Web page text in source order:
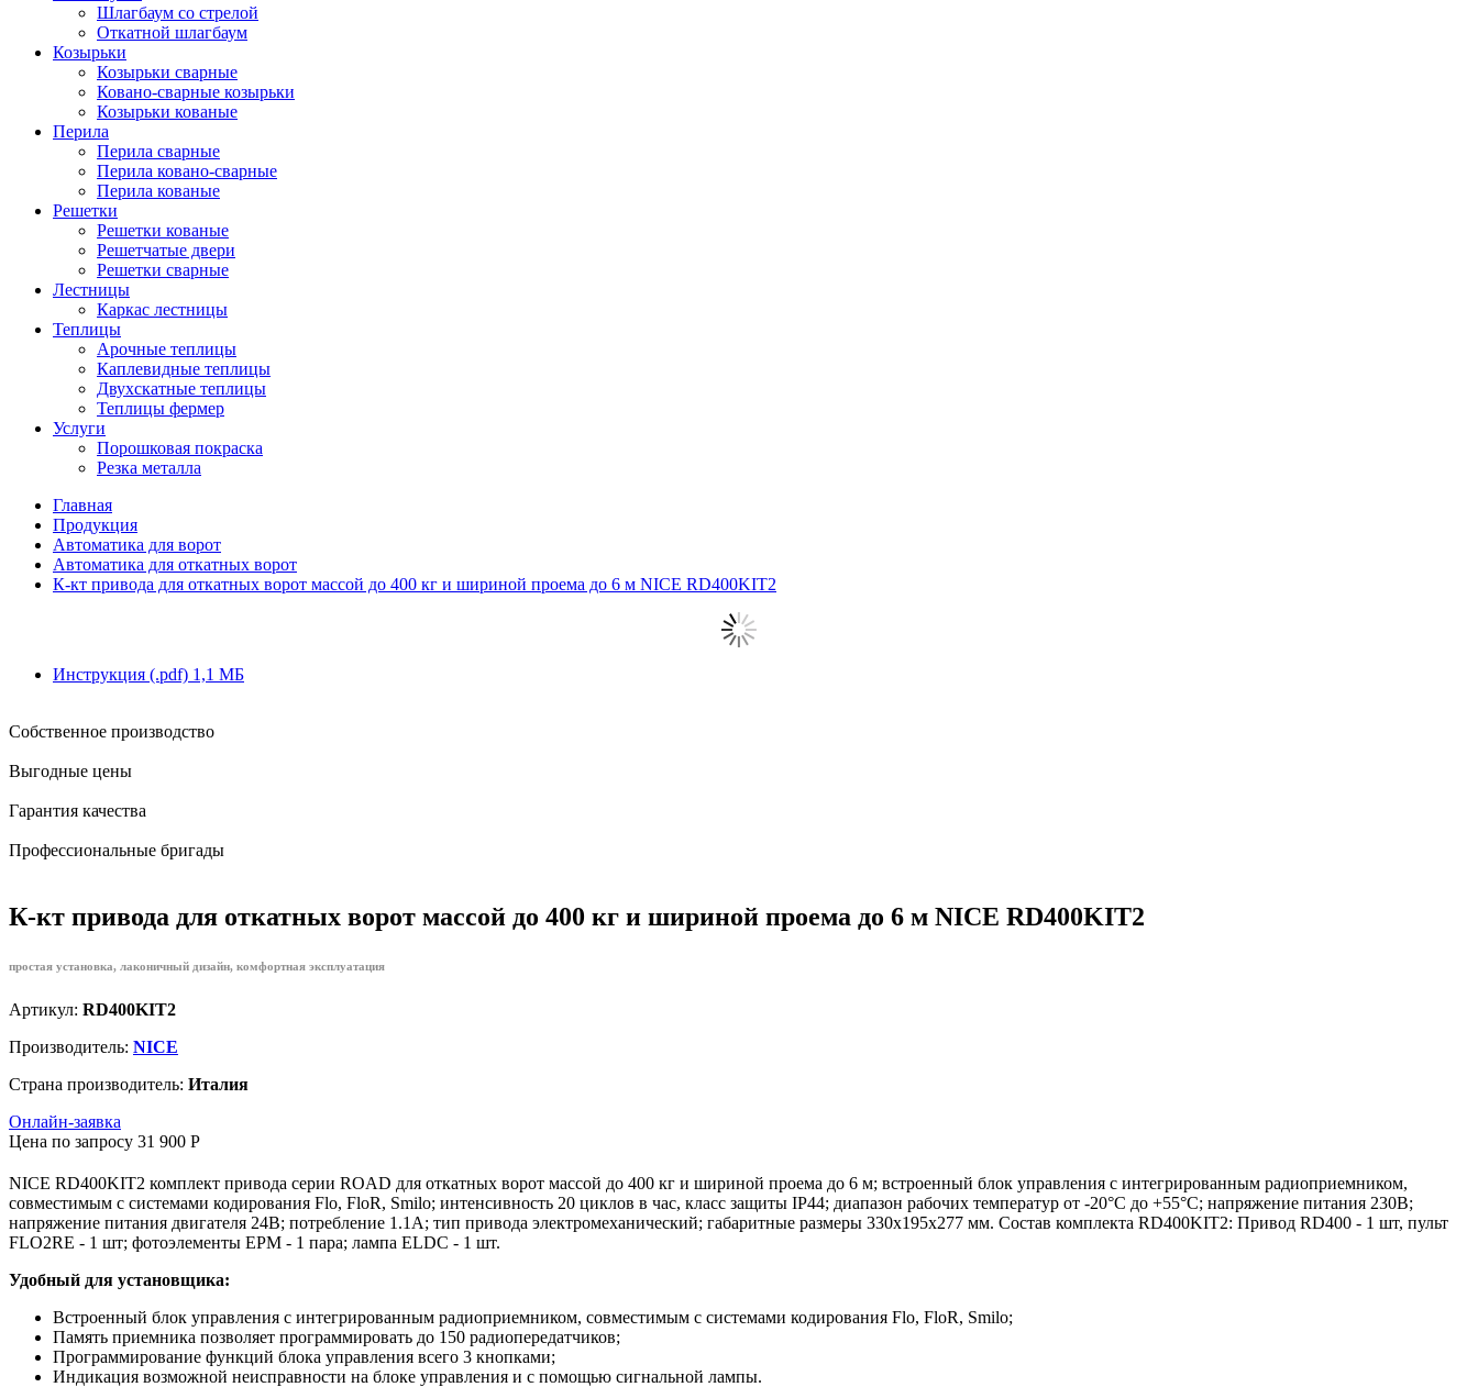
Шлагбаум со стрелой
Откатной шлагбаум
Козырьки
Козырьки сварные
Ковано-сварные козырьки
Козырьки кованые
Перила
Перила сварные
Перила ковано-сварные
Перила кованые
Решетки
Решетки кованые
Решетчатые двери
Решетки сварные
Лестницы
Каркас лестницы
Теплицы
Арочные теплицы
Каплевидные теплицы
Двухскатные теплицы
Теплицы фермер
Услуги
Порошковая покраска
Резка металла
Главная
Продукция
Автоматика для ворот
Автоматика для откатных ворот
К-кт привода для откатных ворот массой до 400 кг и шириной проема до 6 м NICE RD400KIT2
Инструкция (.pdf) 1,1 MБ
Собственное производство
Выгодные цены
Гарантия качества
Профессиональные бригады
К-кт привода для откатных ворот массой до 400 кг и шириной проема до 6 м NICE RD400KIT2
простая установка, лаконичный дизайн, комфортная эксплуатация
Артикул: RD400KIT2
Производитель: NICE
Страна производитель: Италия
Онлайн-заявка
Цена по запросу 31 900 P
NICE RD400KIT2 комплект привода серии ROAD для откатных ворот массой до 400 кг и шириной проема до 6 м; встроенный блок управления с интегрированным радиоприемником,
совместимым с системами кодирования Flo, FloR, Smilo; интенсивность 20 циклов в час, класс защиты IP44; диапазон рабочих температур от -20°С до +55°С; напряжение питания 230В;
напряжение питания двигателя 24В; потребление 1.1А; тип привода электромеханический; габаритные размеры 330х195х277 мм. Состав комплекта RD400KIT2: Привод RD400 - 1 шт, пульт
FLO2RE - 1 шт; фотоэлементы EPM - 1 пара; лампа ELDC - 1 шт.
Удобный для установщика:
Встроенный блок управления с интегрированным радиоприемником, совместимым с системами кодирования Flo, FloR, Smilo;
Память приемника позволяет программировать до 150 радиопередатчиков;
Программирование функций блока управления всего 3 кнопками;
Индикация возможной неисправности на блоке управления и с помощью сигнальной лампы.